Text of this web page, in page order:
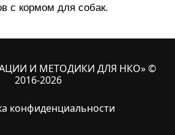
с кормом для собак.
И МЕТОДИКИ ДЛЯ НКО» ©
2016-2026
конфиденциальности